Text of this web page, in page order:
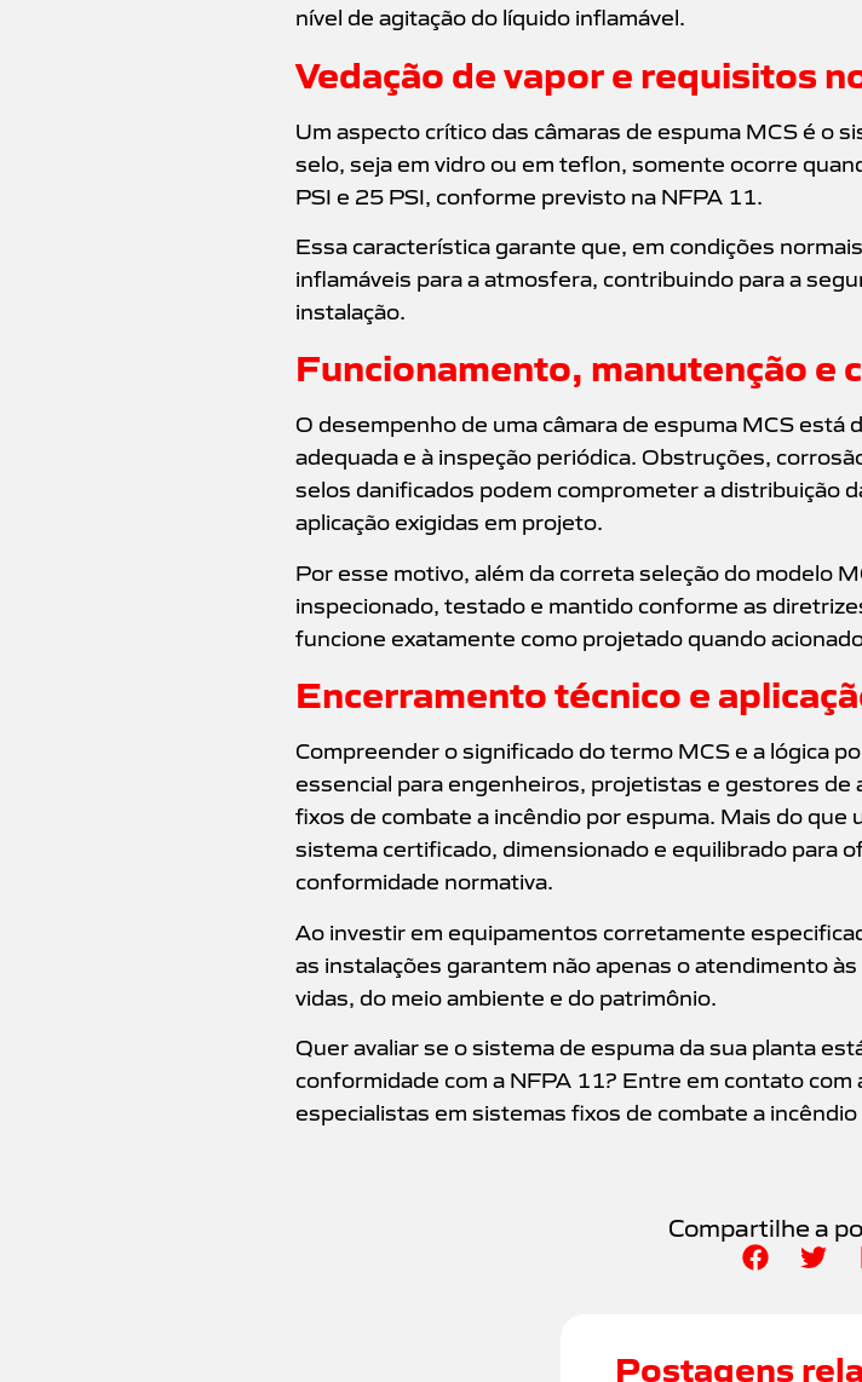
nível de agitação do líquido inflamável.
Vedação de vapor e requisitos
Um aspecto crítico das câmaras de espuma MCS é o
selo, seja em vidro ou em teflon, somente ocorre
PSI e 25 PSI, conforme previsto na NFPA 11.
Essa característica garante que, em condições
inflamáveis para a atmosfera, contribuindo para a
instalação.
Funcionamento, manutenção e
O desempenho de uma câmara de espuma MCS
adequada e à inspeção periódica. Obstruções,
selos danificados podem comprometer a distribuição
aplicação exigidas em projeto.
Por esse motivo, além da correta seleção do modelo
inspecionado, testado e mantido conforme as
funcione exatamente como projetado quando
Encerramento técnico e
Compreender o significado do termo MCS e a lógica
essencial para engenheiros, projetistas e gestores
fixos de combate a incêndio por espuma. Mais do
sistema certificado, dimensionado e equilibrado para
conformidade normativa.
Ao investir em equipamentos corretamente
as instalações garantem não apenas o atendimento
vidas, do meio ambiente e do patrimônio.
Quer avaliar se o sistema de espuma da sua planta
conformidade com a NFPA 11? Entre em contato com
especialistas em sistemas fixos de combate a
Compartilhe a
Postagens